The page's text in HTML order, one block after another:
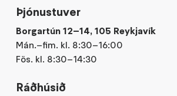
Þjónustuver
Borgartún 12–14, 105 Reykjavík
Mán.–fim. kl. 8:30–16:00
Fös. kl. 8:30–14:30
Ráðhúsið